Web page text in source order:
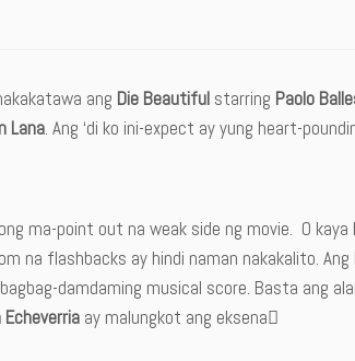
ang Die Beautiful starring Paolo
Lana. Ang ‘di ko ini-expect ay yung heart-
ma-point out na weak side ng movie. O
na flashbacks ay hindi naman nakakalito.
damdaming musical score. Basta ang
Echeverria ay malungkot ang eksena